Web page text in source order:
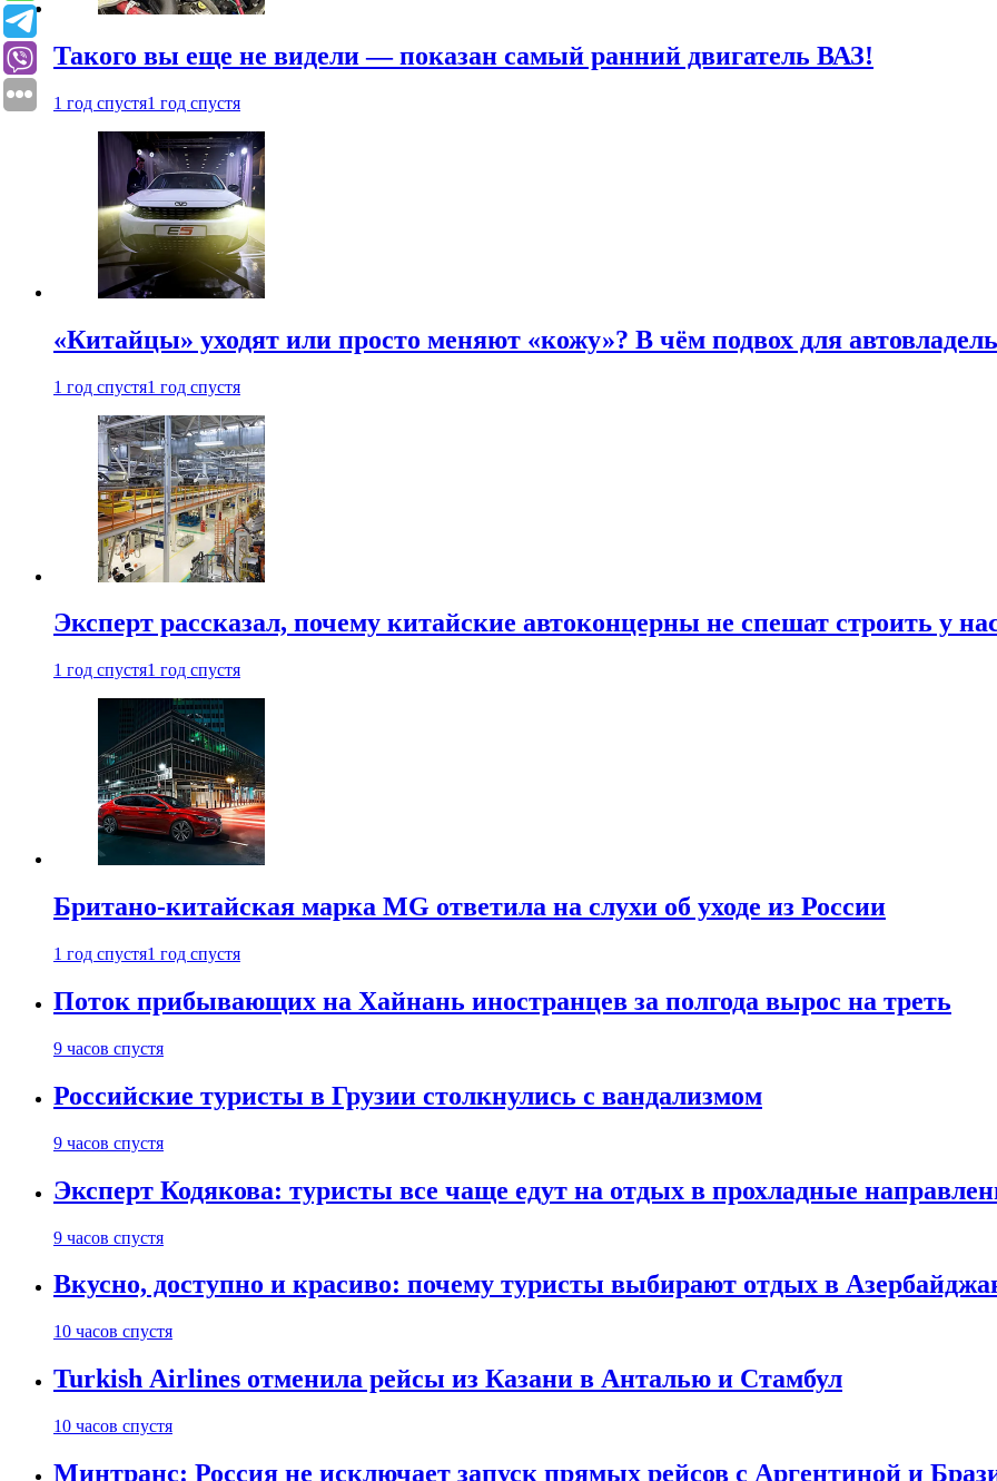
Такого вы еще не видели — показан самый ранний двигатель ВАЗ!
1 год спустя1 год спустя
«Китайцы» уходят или просто меняют «кожу»? В чём подвох для
1 год спустя1 год спустя
Эксперт рассказал, почему китайские автоконцерны не спешат строить у
1 год спустя1 год спустя
Британо-китайская марка MG ответила на слухи об уходе из России
1 год спустя1 год спустя
Поток прибывающих на Хайнань иностранцев за полгода вырос на треть
9 часов спустя
Российские туристы в Грузии столкнулись с вандализмом
9 часов спустя
Эксперт Кодякова: туристы все чаще едут на отдых в прохладные
9 часов спустя
Вкусно, доступно и красиво: почему туристы выбирают отдых в
10 часов спустя
Turkish Airlines отменила рейсы из Казани в Анталью и Стамбул
10 часов спустя
Минтранс: Россия не исключает запуск прямых рейсов с Аргентиной и